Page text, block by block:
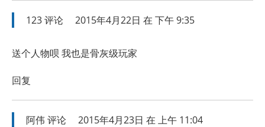
123评论 2015年4月22日 在 下午 9:35
送个人物呗 我也是骨灰级玩家
回复
阿伟评论 2015年4月23日 在 上午 11:04